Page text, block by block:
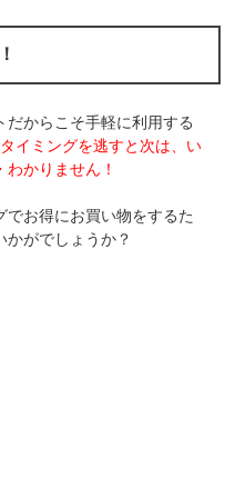
からこそ手軽に利用する
イミングを逃すと次は、い
かりません！
お得にお買い物をするた
かがでしょうか？